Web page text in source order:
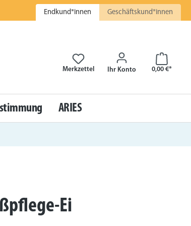
Endkund*innen Geschäftskund*innen
Merkzettel Ihr Konto 0,00 €*
ARIES
Ei